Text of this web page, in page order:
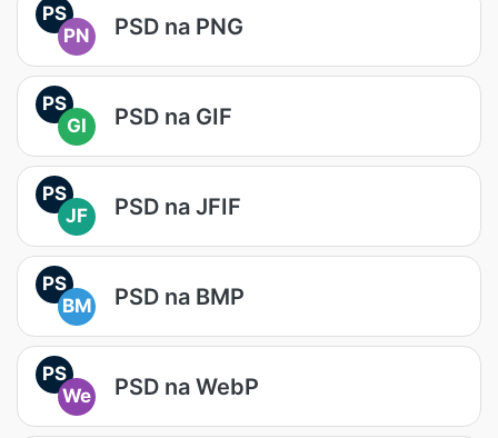
PS
PN
PSD na PNG
PS
GI
PSD na GIF
PS
JF
PSD na JFIF
PS
BM
PSD na BMP
PS
We
PSD na WebP